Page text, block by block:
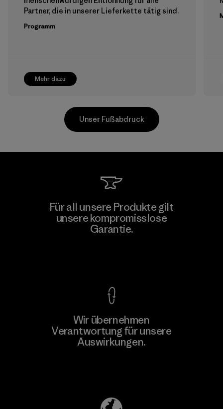
Mehr dazu
Partner, die in unserer Lieferkette tätig sind.
Programm
Mehr dazu
Hirdaramani Industries (Pvt)
Ltd. - Kuruwita
Unser Fußabdruck
Für all unsere Produkte gilt
unsere kompromisslose
Garantie.
Wir übernehmen
Verantwortung für unsere
Auswirkungen.